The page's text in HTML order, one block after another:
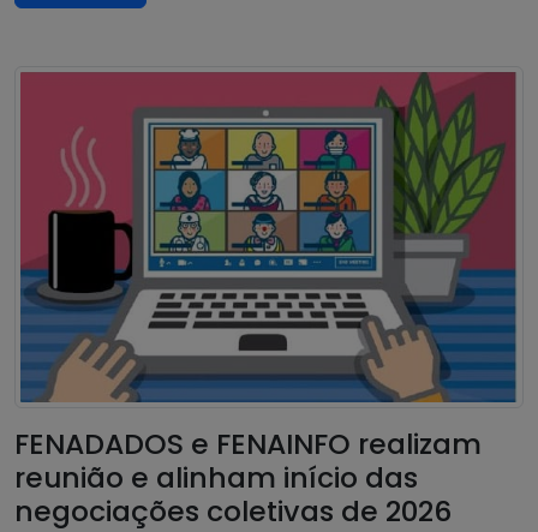
FENADADOS e FENAINFO realizam
reunião e alinham início das
negociações coletivas de 2026